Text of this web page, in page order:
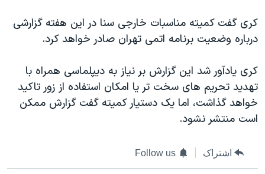
تریبونال مردمی آبان ۹۸
چهل سال گروگان‌گیری
قانون شفافیت دارائی کادر رهبری ایران
اعتراضات مردمی آبان ۹۸
نرگس محمدی برنده جایزه نوبل صلح
کری گفت کمیته مناسبات خارجی سنا در این هفته گزارشی
درباره وضعیت برنامه اتمی تهران صادر خواهد کرد.
کری یادآور شد این گزارش بر نیاز به دیپلماسی همراه با
تهدید تحریم های سخت تر یا امکان استفاده از زور تاکید
خواهد گذاشت، اما یک دستیار کمیته گفت گزارش ممکن
است منتشر نشود.
اشتراک Follow us